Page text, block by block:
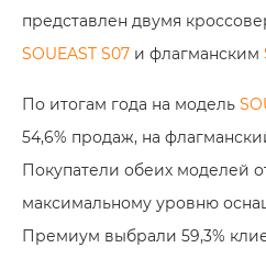
представлен двумя
SOUEAST S07 и флагманским
По итогам года на модель
54,6% продаж, на
Покупатели обеих моделей
максимальному уровню
Премиум выбрали 59,3%